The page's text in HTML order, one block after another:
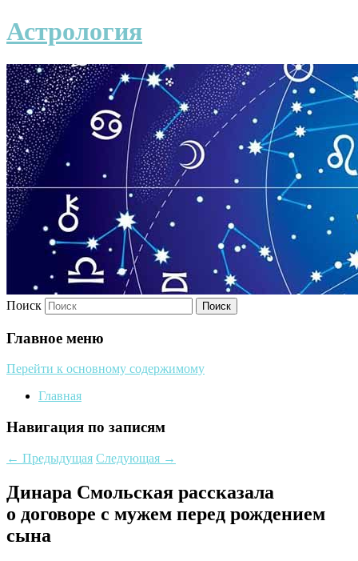
Астрология
Поиск
Главное меню
Перейти к основному содержимому
Главная
Навигация по записям
← Предыдущая Следующая →
Динара Смольская рассказала
о договоре с мужем перед рождением
сына